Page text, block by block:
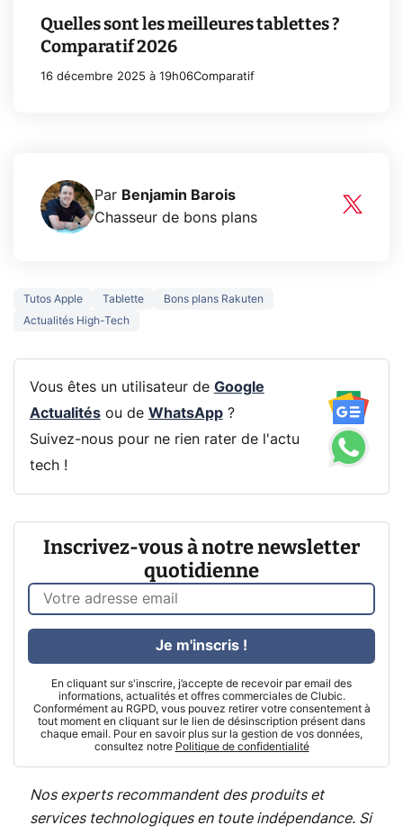
Quelles sont les meilleures tablettes ?
Comparatif 2026
16 décembre 2025 à 19h06Comparatif
Par Benjamin Barois
Chasseur de bons plans
Tutos Apple Tablette
Bons plans Rakuten
Actualités High-Tech
Vous êtes un utilisateur de Google
Actualitésou de WhatsApp?
Suivez-nous pour ne rien rater de l'actu
tech !
Inscrivez-vous à notre newsletter
quotidienne
En cliquant sur s'inscrire, j’accepte de recevoir par email des
informations, actualités et offres commerciales de Clubic.
Conformément au RGPD, vous pouvez retirer votre consentement à
tout moment en cliquant sur le lien de désinscription présent dans
chaque email. Pour en savoir plus sur la gestion de vos données,
consultez notre Politique de confidentialité
Je m'inscris !
Nos experts recommandent des produits et
services technologiques en toute indépendance. Si